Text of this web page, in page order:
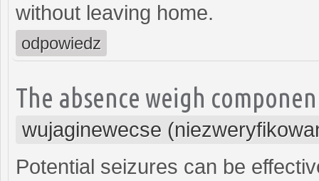
without leaving home.
odpowiedz
The absence weigh
wujaginewecse
Potential seizures can be